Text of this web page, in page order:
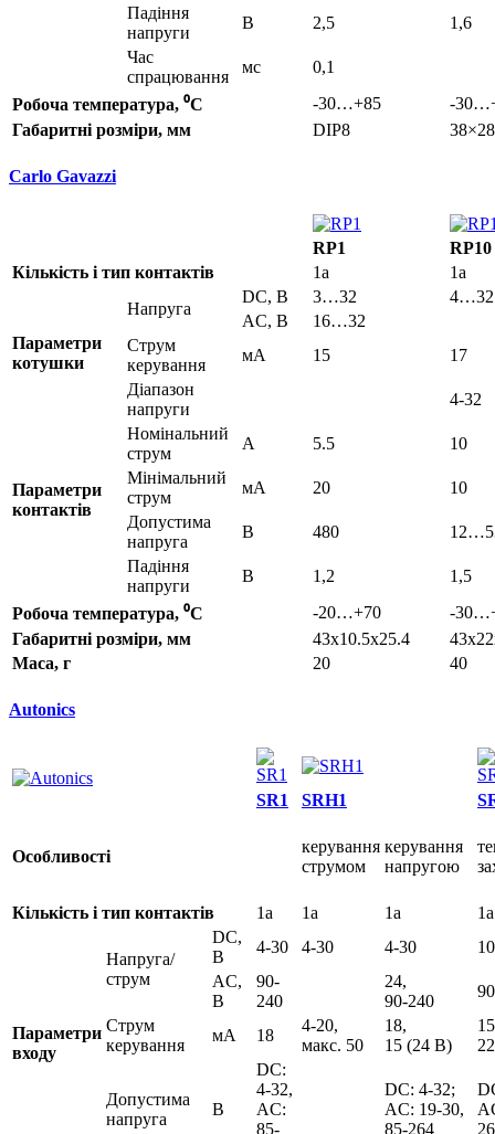
Падіння
напруги
В 2,5
1,6
Час
спрацювання
мс
0,1
Робоча температура, ⁰С
-30…+85
-
Габаритні розміри, мм
DIP8
Carlo Gavazzi
RP1
RP10
Кількість і тип контактів
1a 1a
Параметри
котушки
Напруга
DC, B 3…32
4…32
AC, B
16…32
Струм
керування
мА 15
17
Діапазон
напруги
4-32
Параметри
контактів
Номінальний
струм
А 5.5
10
Мінімальний
струм
мА 20
10
Допустима
напруга
В 480
Падіння
напруги
В 1,2
1,5
Робоча температура, ⁰С
-20…+70
-
Габаритні розміри, мм
43x10.5x25.4
Маса, г
20 40
Autonics
SR1 SRH1
Особливості
керування
струмом
керування
напругою
Кількість і тип контактів 1a 1a 1a 1a
Параметри
входу
Напруга/
струм
DC,
В
4-30 4-30 4-30
AC,
В
90-
240
24,
90-240
Струм
керування
мА 18
4-20,
макс. 50
18,
15 (24 В)
Допустима
напруга
В
DC:
4-32,
AC:
85-
DC: 4-32;
AC: 19-30,
85-264